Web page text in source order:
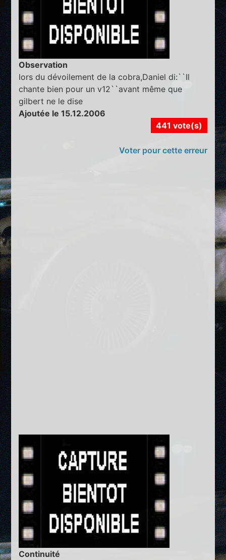
Observation
lors du dévoilement de la cobra,Daniel di:``Il
chante bien pour un v12``avant même que
gilbert ne le dise
Ajoutée le 15.12.2006
441 vote(s)
Voter pour cette erreur
Continuité